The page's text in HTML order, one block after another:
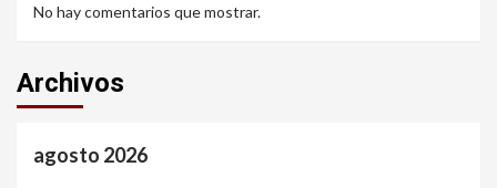
No hay comentarios que mostrar.
Archivos
agosto 2026